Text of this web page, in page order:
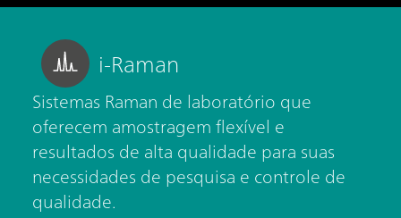
i-Raman
Sistemas Raman de laboratório que
oferecem amostragem flexível e
resultados de alta qualidade para suas
necessidades de pesquisa e controle de
qualidade.